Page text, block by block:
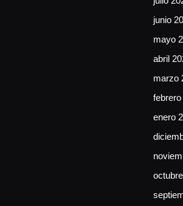
junio
mayo
abril
marzo
enero